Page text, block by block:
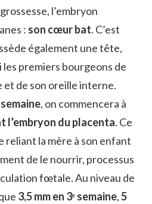
l’embryon
: son cœur bat. C’est
également une tête,
les premiers bourgeons de
et de son oreille interne.
semaine, on commencera à
l’embryon du placenta. Ce
reliant la mère à son enfant
de le nourrir, processus
fœtale. Au niveau de
3,5 mm en 3ᵉ semaine,5